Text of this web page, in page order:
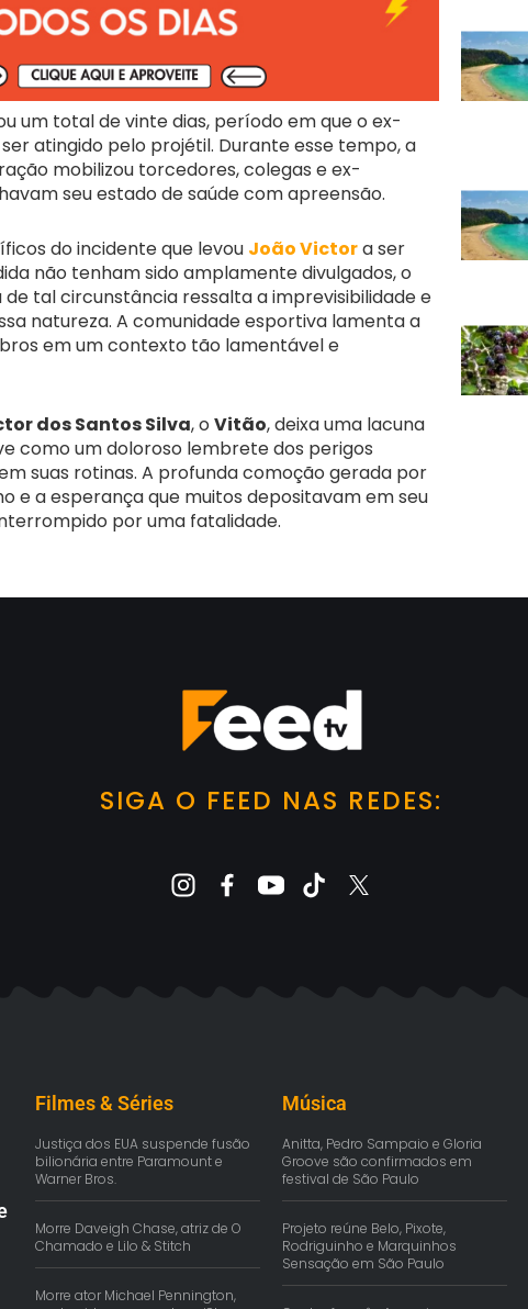
um total de vinte dias, período em que o ex-
atingido pelo projétil. Durante esse tempo, a
mobilizou torcedores, colegas e ex-
seu estado de saúde com apreensão.
do incidente que levou João Victora ser
não tenham sido amplamente divulgados, o
tal circunstância ressalta a imprevisibilidade e
natureza. A comunidade esportiva lamenta a
em um contexto tão lamentável e
dos Santos Silva, o Vitão, deixa uma lacuna
como um doloroso lembrete dos perigos
suas rotinas. A profunda comoção gerada por
e a esperança que muitos depositavam em seu
por uma fatalidade.
SIGA O FEED NAS REDES:
Filmes & Séries
Justiça dos EUA suspende fusão
bilionária entre Paramount e
Warner Bros.
Morre Daveigh Chase, atriz de O
Chamado e Lilo & Stitch
Morre ator Michael Pennington,
Música
Anitta, Pedro Sampaio e Gloria
Groove são confirmados em
festival de São Paulo
Projeto reúne Belo, Pixote,
Rodriguinho e Marquinhos
Sensação em São Paulo